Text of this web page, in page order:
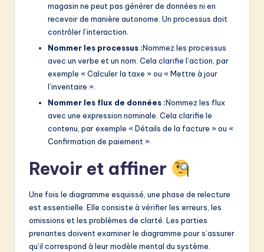
magasin ne peut pas générer de données ni en
recevoir de manière autonome. Un processus doit
contrôler l’interaction.
Nommer les processus :Nommez les processus
avec un verbe et un nom. Cela clarifie l’action, par
exemple « Calculer la taxe » ou « Mettre à jour
l’inventaire ».
Nommer les flux de données :Nommez les flux
avec une expression nominale. Cela clarifie le
contenu, par exemple « Détails de la facture » ou «
Confirmation de paiement ».
Revoir et affiner
Une fois le diagramme esquissé, une phase de relecture
est essentielle. Elle consiste à vérifier les erreurs, les
omissions et les problèmes de clarté. Les parties
prenantes doivent examiner le diagramme pour s’assurer
qu’il correspond à leur modèle mental du système.